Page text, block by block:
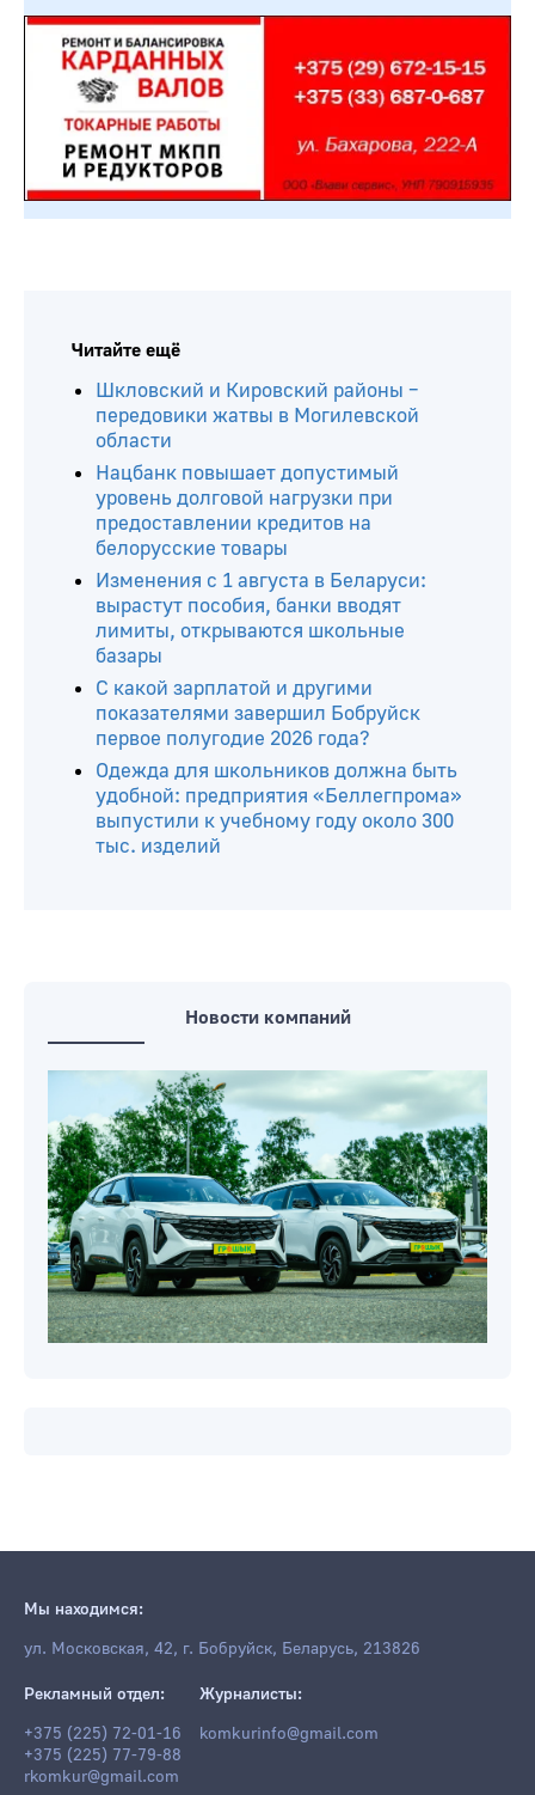
Читайте ещё
Шкловский и Кировский районы –
передовики жатвы в Могилевской
области
Нацбанк повышает допустимый
уровень долговой нагрузки при
предоставлении кредитов на
белорусские товары
Изменения с 1 августа в Беларуси:
вырастут пособия, банки вводят
лимиты, открываются школьные
базары
С какой зарплатой и другими
показателями завершил Бобруйск
первое полугодие 2026 года?
Одежда для школьников должна быть
удобной: предприятия «Беллегпрома»
выпустили к учебному году около 300
тыс. изделий
Новости компаний
Мы находимся:
ул. Московская, 42, г. Бобруйск, Беларусь, 213826
Рекламный отдел:
+375 (225) 72-01-16
+375 (225) 77-79-88
rkomkur@gmail.com
Журналисты:
komkurinfo@gmail.com